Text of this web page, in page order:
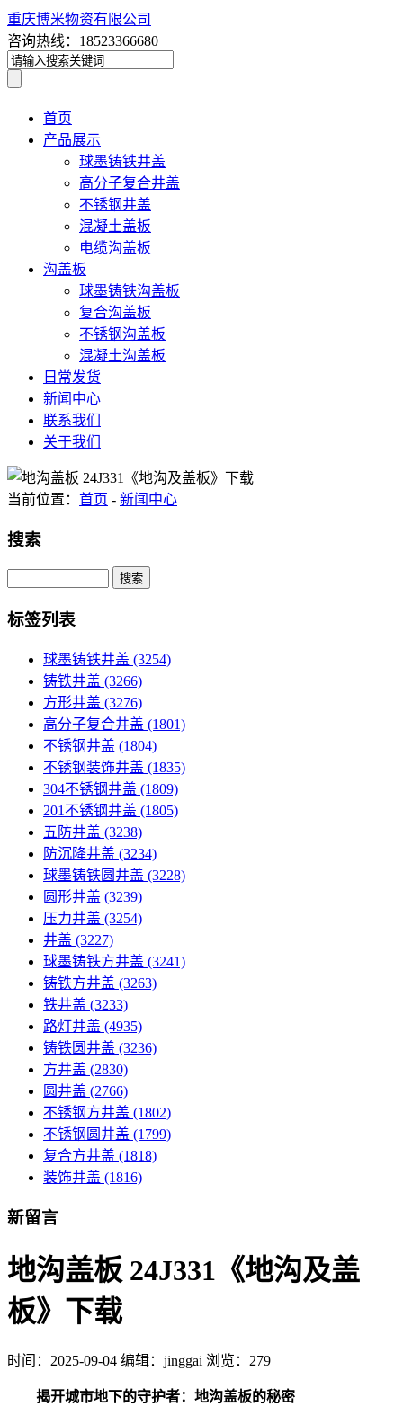
重庆博米物资有限公司
咨询热线：18523366680
首页
产品展示
球墨铸铁井盖
高分子复合井盖
不锈钢井盖
混凝土盖板
电缆沟盖板
沟盖板
球墨铸铁沟盖板
复合沟盖板
不锈钢沟盖板
混凝土沟盖板
日常发货
新闻中心
联系我们
关于我们
当前位置： 首页 - 新闻中心
搜索
Search
标签列表
球墨铸铁井盖 (3254)
铸铁井盖 (3266)
方形井盖 (3276)
高分子复合井盖 (1801)
不锈钢井盖 (1804)
不锈钢装饰井盖 (1835)
304不锈钢井盖 (1809)
201不锈钢井盖 (1805)
五防井盖 (3238)
防沉降井盖 (3234)
球墨铸铁圆井盖 (3228)
圆形井盖 (3239)
压力井盖 (3254)
井盖 (3227)
球墨铸铁方井盖 (3241)
铸铁方井盖 (3263)
铁井盖 (3233)
路灯井盖 (4935)
铸铁圆井盖 (3236)
方井盖 (2830)
圆井盖 (2766)
不锈钢方井盖 (1802)
不锈钢圆井盖 (1799)
复合方井盖 (1818)
装饰井盖 (1816)
新留言
地沟盖板 24J331《地沟及盖
板》下载
时间： 2025-09-04 编辑：jinggai 浏览：279
揭开城市地下的守护者：地沟盖板的秘密